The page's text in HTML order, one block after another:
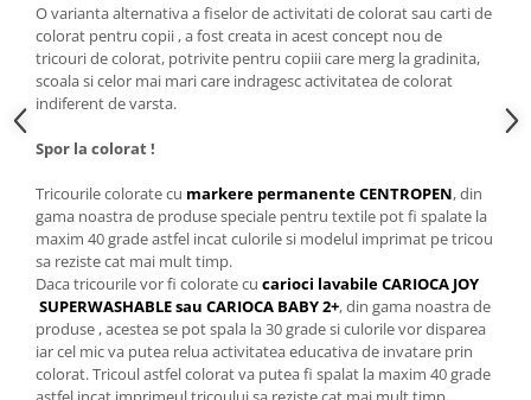
O varianta alternativa a fiselor de activitati de colorat sau carti de
colorat pentru copii , a fost creata in acest concept nou de
tricouri de colorat, potrivite pentru copiii care merg la gradinita,
scoala si celor mai mari care indragesc activitatea de colorat
indiferent de varsta.
Spor la colorat !
Tricourile colorate cu markere permanente CENTROPEN, din
gama noastra de produse speciale pentru textile pot fi spalate la
maxim 40 grade astfel incat culorile si modelul imprimat pe tricou
sa reziste cat mai mult timp.
Daca tricourile vor fi colorate cu carioci lavabile CARIOCA JOY
SUPERWASHABLE sau CARIOCA BABY 2+, din gama noastra de
produse , acestea se pot spala la 30 grade si culorile vor disparea
iar cel mic va putea relua activitatea educativa de invatare prin
colorat. Tricoul astfel colorat va putea fi spalat la maxim 40 grade